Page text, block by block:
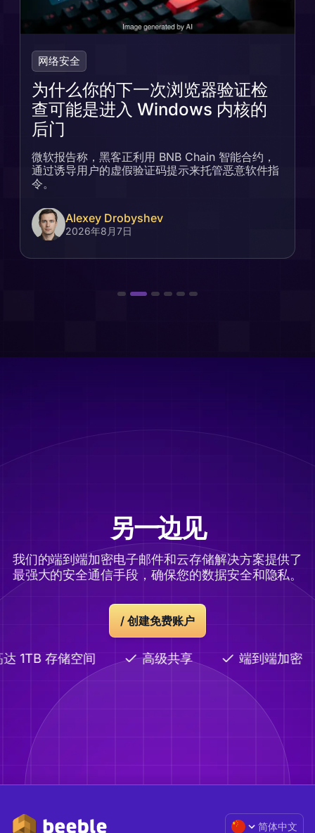
网络安全
为什么你的下一次浏览器验证检
查可能是进入 Windows 内核的
后门
微软报告称，黑客正利用 BNB Chain 智能合约，
通过诱导用户的虚假验证码提示来托管恶意软件指
令。
Alexey Drobyshev
2026年8月7日
另一边见
我们的端到端加密电子邮件和云存储解决方案提供了
最强大的安全通信手段，确保您的数据安全和隐私。
/ 创建免费账户
1TB 存储空间 高级共享 端到端加密
简体中文